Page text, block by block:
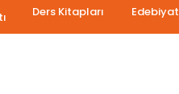
Ders Kitapları Edebiyat